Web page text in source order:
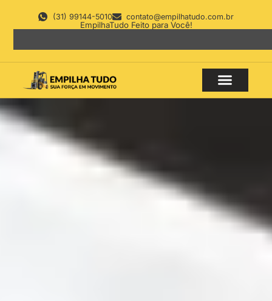
(31) 99144-5010 contato@empilhatudo.com.br
EmpilhaTudo Feito para Você!